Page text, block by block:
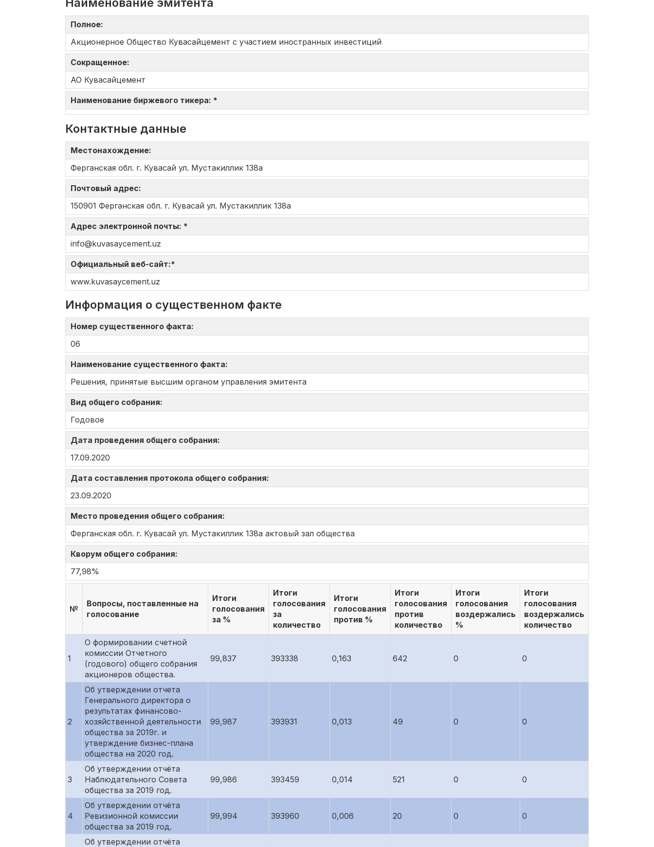
Полное:
Акционерное Общество Кувасайцемент с участием иностранных инвестиций
Сокращенное:
АО Кувасайцемент
Наименование биржевого тикера: *
Контактные данные
Местонахождение:
Ферганская обл. г. Кувасай ул. Мустакиллик 138а
Почтовый адрес:
150901 Ферганская обл. г. Кувасай ул. Мустакиллик 138а
Адрес электронной почты: *
info@kuvasaycement.uz
Официальный веб-сайт:*
www.kuvasaycement.uz
Информация о существенном факте
Номер существенного факта:
06
Наименование существенного факта:
Решения, принятые высшим органом управления эмитента
Вид общего собрания:
Годовое
Дата проведения общего собрания:
17.09.2020
Дата составления протокола общего собрания:
23.09.2020
Место проведения общего собрания:
Ферганская обл. г. Кувасай ул. Мустакиллик 138а актовый зал общества
Кворум общего собрания:
77,98%
№
Вопросы, поставленные на
голосование
Итоги
голосования
за %
Итоги
голосования
за
количество
Итоги
голосования
против %
Итоги
голосования
против
количество
Итоги
голосования
воздержались
%
Итоги
голосования
воздержались
количество
1
О формировании счетной
комиссии Отчетного
(годового) общего собрания
акционеров общества.
99,837 393338 0,163 642 0 0
2
Об утверждении отчета
Генерального директора о
результатах финансово-
хозяйственной деятельности
общества за 2019г. и
утверждение бизнес-плана
общества на 2020 год.
99,987 393931 0,013 49 0 0
3
Об утверждении отчёта
Наблюдательного Совета
общества за 2019 год.
99,986 393459 0,014 521 0 0
4
Об утверждении отчёта
Ревизионной комиссии
общества за 2019 год.
99,994 393960 0,006 20 0 0
Об утверждении отчёта